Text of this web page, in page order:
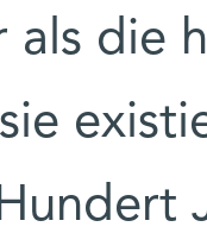
als die